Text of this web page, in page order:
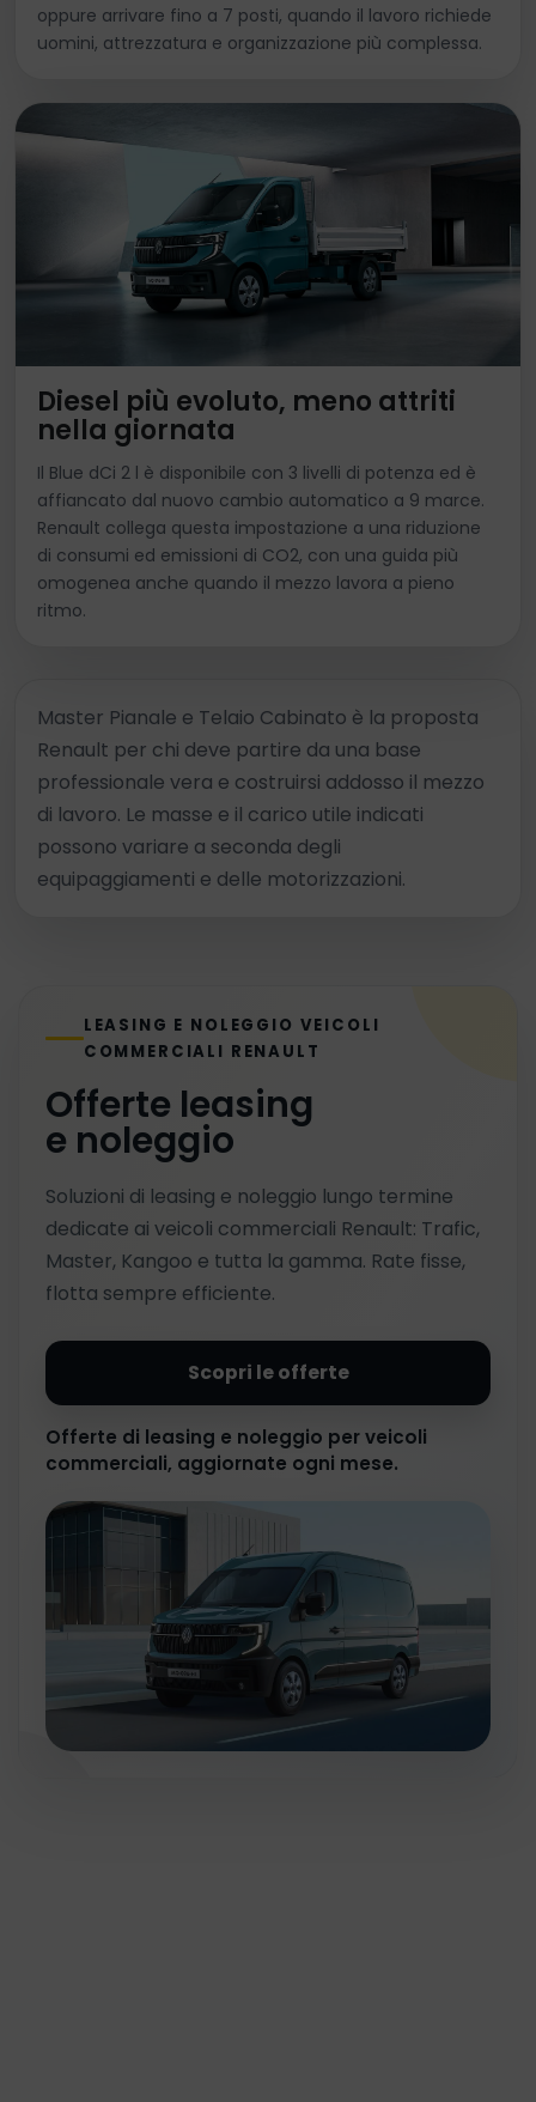
oppure arrivare fino a 7 posti, quando il lavoro richiede
uomini, attrezzatura e organizzazione più complessa.
Diesel più evoluto, meno attriti
nella giornata
Il Blue dCi 2 l è disponibile con 3 livelli di potenza ed è
affiancato dal nuovo cambio automatico a 9 marce.
Renault collega questa impostazione a una riduzione
di consumi ed emissioni di CO2, con una guida più
omogenea anche quando il mezzo lavora a pieno
ritmo.
Master Pianale e Telaio Cabinato è la proposta
Renault per chi deve partire da una base
professionale vera e costruirsi addosso il mezzo
di lavoro. Le masse e il carico utile indicati
possono variare a seconda degli
equipaggiamenti e delle motorizzazioni.
LEASING E NOLEGGIO VEICOLI
COMMERCIALI RENAULT
Offerte leasing
e noleggio
Soluzioni di leasing e noleggio lungo termine
dedicate ai veicoli commerciali Renault: Trafic,
Master, Kangoo e tutta la gamma. Rate fisse,
flotta sempre efficiente.
Scopri le offerte
Offerte di leasing e noleggio per veicoli
commerciali, aggiornate ogni mese.